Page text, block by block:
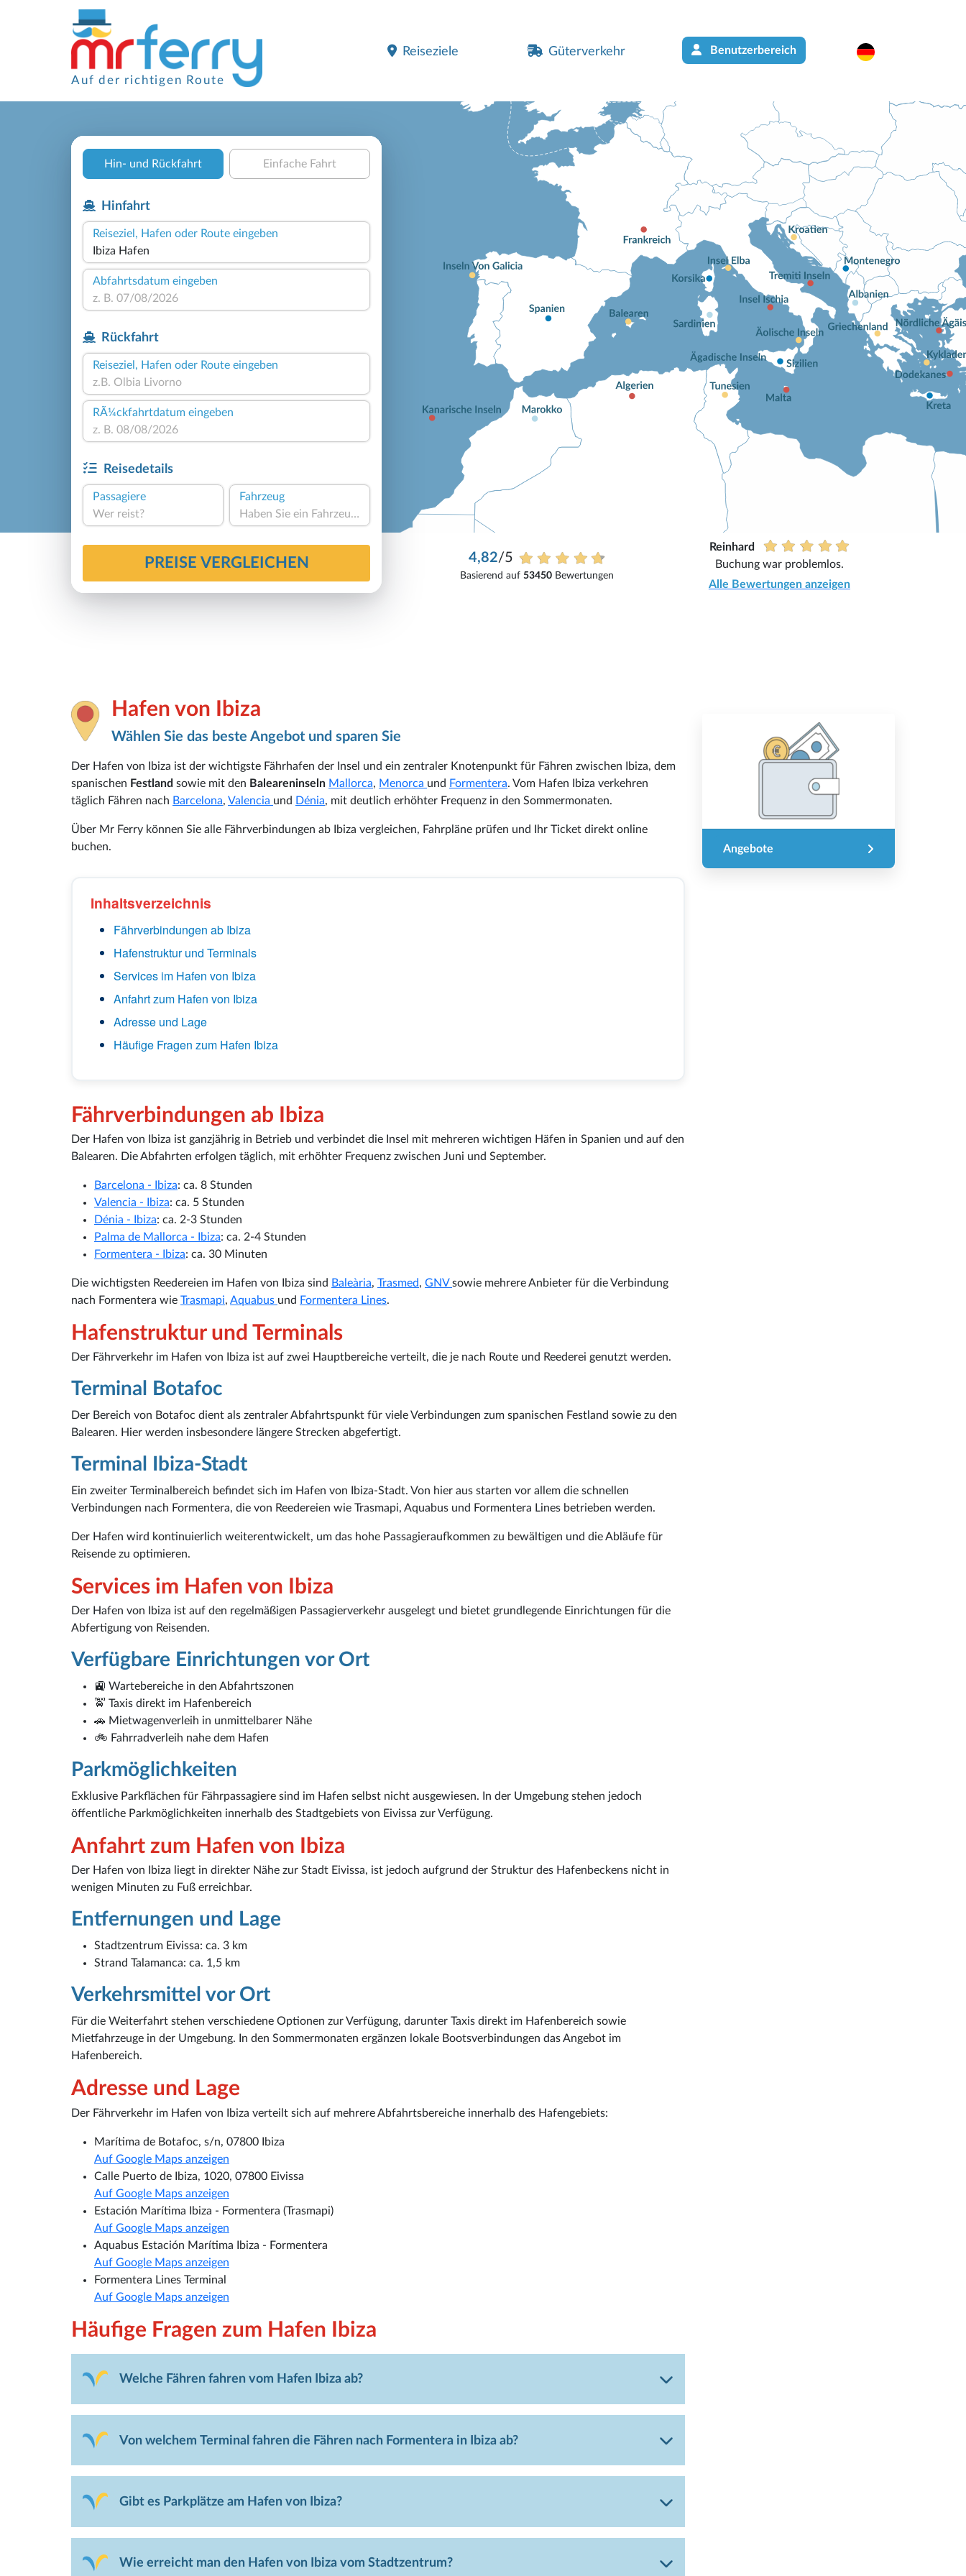
Auf der richtigen Route
Reiseziele Güterverkehr Benutzerbereich
Hin- und Rückfahrt Einfache Fahrt
Hinfahrt
Reiseziel, Hafen oder Route eingeben
Abfahrtsdatum eingeben
Rückfahrt
Reiseziel, Hafen oder Route eingeben
RÃ¼ckfahrtdatum eingeben
Reisedetails
Passagiere
Wer reist?
Fahrzeug
Haben Sie ein Fahrzeug?
PREISE VERGLEICHEN 4,82/5
Basierend auf53450 Bewertungen
Reinhard
Buchung war problemlos.
Alle Bewertungen anzeigen
Hafen von Ibiza
Wählen Sie das beste Angebot und sparen Sie
Der Hafen von Ibiza ist der wichtigste Fährhafen der Insel und ein zentraler Knotenpunkt für Fähren zwischen Ibiza, dem
spanischen Festland sowie mit den Baleareninseln Mallorca, Menorca und Formentera. Vom Hafen Ibiza verkehren
täglich Fähren nach Barcelona, Valencia und Dénia, mit deutlich erhöhter Frequenz in den Sommermonaten.
Über Mr Ferry können Sie alle Fährverbindungen ab Ibiza vergleichen, Fahrpläne prüfen und Ihr Ticket direkt online
buchen.
Inhaltsverzeichnis
Fährverbindungen ab Ibiza
Hafenstruktur und Terminals
Services im Hafen von Ibiza
Anfahrt zum Hafen von Ibiza
Adresse und Lage
Häufige Fragen zum Hafen Ibiza
Fährverbindungen ab Ibiza
Der Hafen von Ibiza ist ganzjährig in Betrieb und verbindet die Insel mit mehreren wichtigen Häfen in Spanien und auf den
Balearen. Die Abfahrten erfolgen täglich, mit erhöhter Frequenz zwischen Juni und September.
Barcelona - Ibiza: ca. 8 Stunden
Valencia - Ibiza: ca. 5 Stunden
Dénia - Ibiza: ca. 2-3 Stunden
Palma de Mallorca - Ibiza: ca. 2-4 Stunden
Formentera - Ibiza: ca. 30 Minuten
Die wichtigsten Reedereien im Hafen von Ibiza sind Baleària, Trasmed, GNVsowie mehrere Anbieter für die Verbindung
nach Formentera wie Trasmapi, Aquabus und Formentera Lines.
Hafenstruktur und Terminals
Der Fährverkehr im Hafen von Ibiza ist auf zwei Hauptbereiche verteilt, die je nach Route und Reederei genutzt werden.
Terminal Botafoc
Der Bereich von Botafoc dient als zentraler Abfahrtspunkt für viele Verbindungen zum spanischen Festland sowie zu den
Balearen. Hier werden insbesondere längere Strecken abgefertigt.
Terminal Ibiza-Stadt
Ein zweiter Terminalbereich befindet sich im Hafen von Ibiza-Stadt. Von hier aus starten vor allem die schnellen
Verbindungen nach Formentera, die von Reedereien wie Trasmapi, Aquabus und Formentera Lines betrieben werden.
Der Hafen wird kontinuierlich weiterentwickelt, um das hohe Passagieraufkommen zu bewältigen und die Abläufe für
Reisende zu optimieren.
Services im Hafen von Ibiza
Der Hafen von Ibiza ist auf den regelmäßigen Passagierverkehr ausgelegt und bietet grundlegende Einrichtungen für die
Abfertigung von Reisenden.
Verfügbare Einrichtungen vor Ort
🚉 Wartebereiche in den Abfahrtszonen
🚖 Taxis direkt im Hafenbereich
🚗 Mietwagenverleih in unmittelbarer Nähe
🚲 Fahrradverleih nahe dem Hafen
Parkmöglichkeiten
Exklusive Parkflächen für Fährpassagiere sind im Hafen selbst nicht ausgewiesen. In der Umgebung stehen jedoch
öffentliche Parkmöglichkeiten innerhalb des Stadtgebiets von Eivissa zur Verfügung.
Anfahrt zum Hafen von Ibiza
Der Hafen von Ibiza liegt in direkter Nähe zur Stadt Eivissa, ist jedoch aufgrund der Struktur des Hafenbeckens nicht in
wenigen Minuten zu Fuß erreichbar.
Entfernungen und Lage
Stadtzentrum Eivissa: ca. 3 km
Strand Talamanca: ca. 1,5 km
Verkehrsmittel vor Ort
Für die Weiterfahrt stehen verschiedene Optionen zur Verfügung, darunter Taxis direkt im Hafenbereich sowie
Mietfahrzeuge in der Umgebung. In den Sommermonaten ergänzen lokale Bootsverbindungen das Angebot im
Hafenbereich.
Adresse und Lage
Der Fährverkehr im Hafen von Ibiza verteilt sich auf mehrere Abfahrtsbereiche innerhalb des Hafengebiets:
Marítima de Botafoc, s/n, 07800 Ibiza
Auf Google Maps anzeigen
Calle Puerto de Ibiza, 1020, 07800 Eivissa
Auf Google Maps anzeigen
Estación Marítima Ibiza - Formentera (Trasmapi)
Auf Google Maps anzeigen
Aquabus Estación Marítima Ibiza - Formentera
Auf Google Maps anzeigen
Formentera Lines Terminal
Auf Google Maps anzeigen
Häufige Fragen zum Hafen Ibiza
Welche Fähren fahren vom Hafen Ibiza ab?
Von welchem Terminal fahren die Fähren nach Formentera in Ibiza ab?
Gibt es Parkplätze am Hafen von Ibiza?
Wie erreicht man den Hafen von Ibiza vom Stadtzentrum?
Angebote